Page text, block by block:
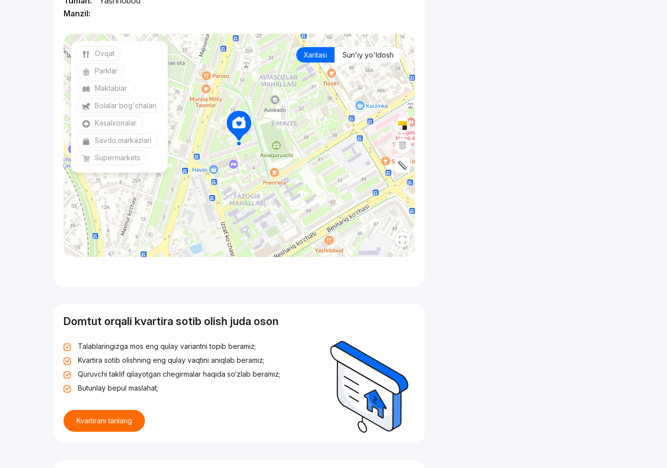
Manzil:
Xaritasi Sun'iy yo'ldosh
Ovqat
Parklar
Maktablar
Bolalar bog'chalari
Kasalxonalar
Savdo markazlari
Supermarkets
Domtut orqali kvartira sotib olish juda oson
Talablaringizga mos eng qulay variantni topib beramiz;
Kvartira sotib olishning eng qulay vaqtini aniqlab beramiz;
Quruvchi taklif qilayotgan chegirmalar haqida so‘zlab beramiz;
Butunlay bepul maslahat;
Kvartirani tanlang